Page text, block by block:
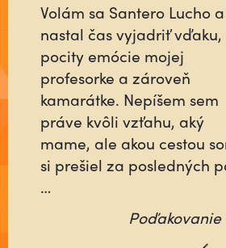
Už ste niekedy stretli
človeka, ktorý sa pre vás do
niečoho vloží tak, ako keby
šlo o jeho najbližších alebo
o neho samého? Ktorý
nebude rátať čas, ani
energiu minutú vo váš
prospech, ale pôjde na …